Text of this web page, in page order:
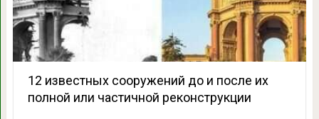
12 известных сооружений до и после их
полной или частичной реконструкции